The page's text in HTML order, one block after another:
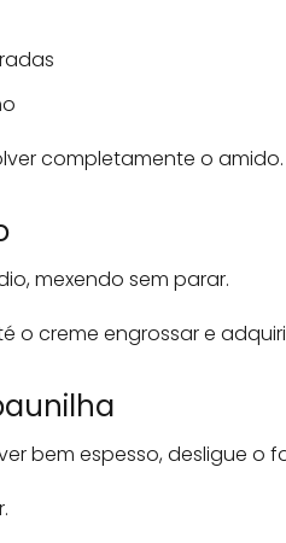
completamente o amido.
mexendo sem parar.
o creme engrossar e
bem espesso, desligue o